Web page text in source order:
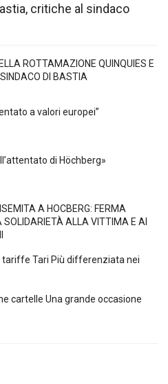
critiche al sindaco
ROTTAMAZIONE QUINQUIES E
DI BASTIA
a valori europei”
di Höchberg»
A HÖCBERG: FERMA
SOLIDARIETÀ ALLA VITTIMA E AI
tariffe Tari Più differenziata nei
cartelle Una grande occasione